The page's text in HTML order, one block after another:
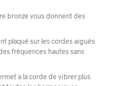
bronze vous donnent des
plaqué sur les cordes aiguës
fréquences hautes sans
a la corde de vibrer plus